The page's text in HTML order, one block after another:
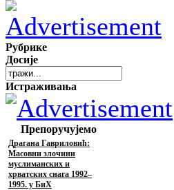
Рубрике
Досије
Истраживања
Препоручујемо
Драгана Гавриловић:
Масовни злочини
муслиманских и
хрватских снага 1992–
1995. у БиХ